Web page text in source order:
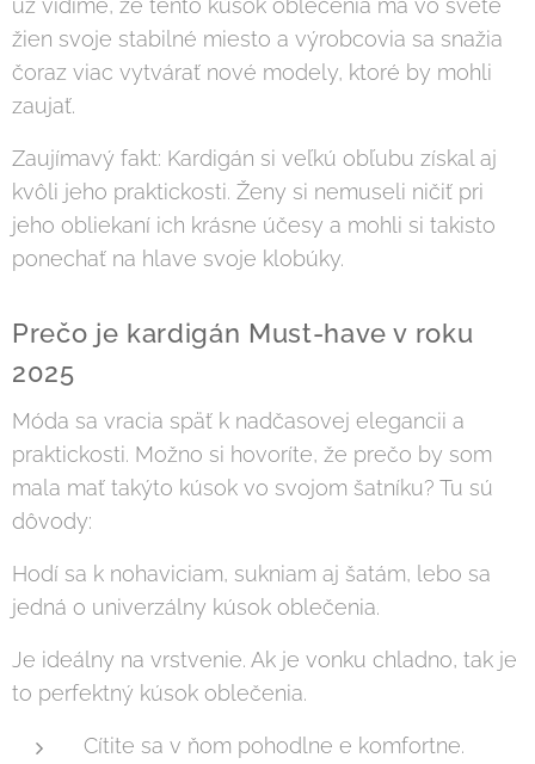
už vidíme, že tento kúsok oblečenia má vo svete
žien svoje stabilné miesto a výrobcovia sa snažia
čoraz viac vytvárať nové modely, ktoré by mohli
zaujať.
Zaujímavý fakt: Kardigán si veľkú obľubu získal aj
kvôli jeho praktickosti. Ženy si nemuseli ničiť pri
jeho obliekaní ich krásne účesy a mohli si takisto
ponechať na hlave svoje klobúky.
Prečo je kardigán Must-have v roku
2025
Móda sa vracia späť k nadčasovej elegancii a
praktickosti. Možno si hovoríte, že prečo by som
mala mať takýto kúsok vo svojom šatníku? Tu sú
dôvody:
Hodí sa k nohaviciam, sukniam aj šatám, lebo sa
jedná o univerzálny kúsok oblečenia.
Je ideálny na vrstvenie. Ak je vonku chladno, tak je
to perfektný kúsok oblečenia.
Cítite sa v ňom pohodlne e komfortne.